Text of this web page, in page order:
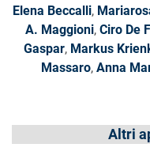
Elena Beccalli,
A. Maggioni, Ciro De
Gaspar, Markus
Massaro, Anna
Altri